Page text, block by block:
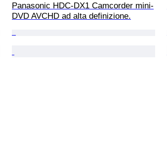
Panasonic HDC-DX1 Camcorder mini-
DVD AVCHD ad alta definizione.